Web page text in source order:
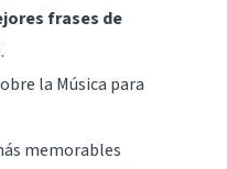
frases de
la Música para
memorables